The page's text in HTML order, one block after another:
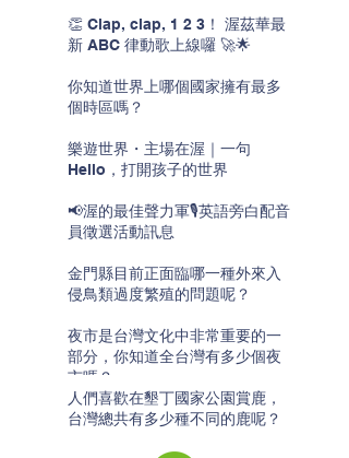
👏 Clap, clap, 1 2 3！ 渥茲華最
新 ABC 律動歌上線囉 🚀🌟
你知道世界上哪個國家擁有最多
個時區嗎？
樂遊世界・主場在渥｜一句
Hello，打開孩子的世界
📢渥的最佳聲力軍🎙️英語旁白配音
員徵選活動訊息
金門縣目前正面臨哪一種外來入
侵鳥類過度繁殖的問題呢？
夜市是台灣文化中非常重要的一
部分，你知道全台灣有多少個夜
市嗎？
人們喜歡在墾丁國家公園賞鹿，
台灣總共有多少種不同的鹿呢？